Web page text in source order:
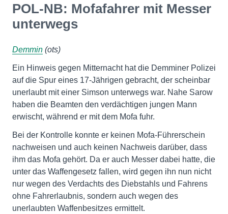
POL-NB: Mofafahrer mit Messer
unterwegs
Demmin (ots)
Ein Hinweis gegen Mitternacht hat die Demminer Polizei
auf die Spur eines 17-Jährigen gebracht, der scheinbar
unerlaubt mit einer Simson unterwegs war. Nahe Sarow
haben die Beamten den verdächtigen jungen Mann
erwischt, während er mit dem Mofa fuhr.
Bei der Kontrolle konnte er keinen Mofa-Führerschein
nachweisen und auch keinen Nachweis darüber, dass
ihm das Mofa gehört. Da er auch Messer dabei hatte, die
unter das Waffengesetz fallen, wird gegen ihn nun nicht
nur wegen des Verdachts des Diebstahls und Fahrens
ohne Fahrerlaubnis, sondern auch wegen des
unerlaubten Waffenbesitzes ermittelt.